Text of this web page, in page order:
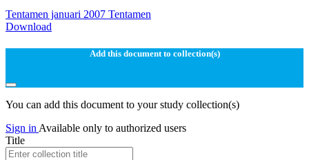
Tentamen januari 2007 Tentamen
Download
Add this document to collection(s)
You can add this document to your study collection(s)
Sign in Available only to authorized users
Title